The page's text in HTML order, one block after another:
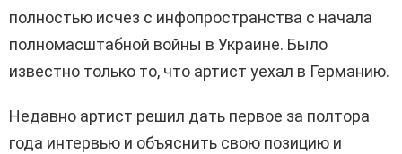
полностью исчез с инфопространства с начала
полномасштабной войны в Украине. Было
известно только то, что артист уехал в Германию.
Недавно артист решил дать первое за полтора
года интервью и объяснить свою позицию и